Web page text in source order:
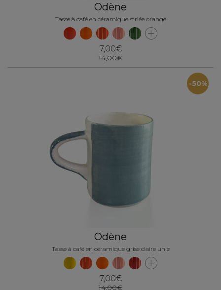
Odène
Tasse à café en céramique striée orange
7,00€
14,00€
-50%
Odène
Tasse à café en céramique grise claire unie
7,00€
14,00€